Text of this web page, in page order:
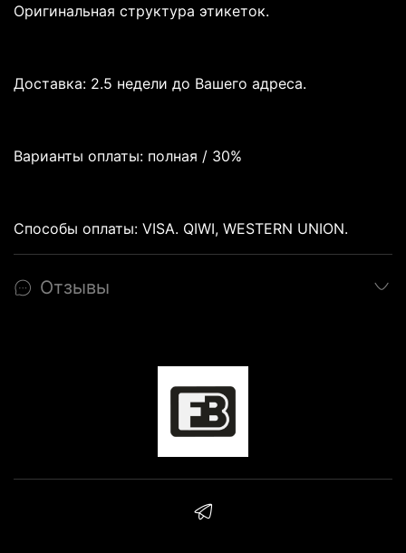
Оригинальная структура этикеток.
Доставка: 2.5 недели до Вашего адреса.
Варианты оплаты: полная / 30%
Способы оплаты: VISA. QIWI, WESTERN UNION.
Отзывы